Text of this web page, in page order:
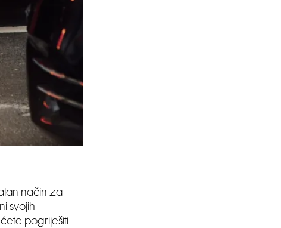
način za
svojih
pogriješiti.